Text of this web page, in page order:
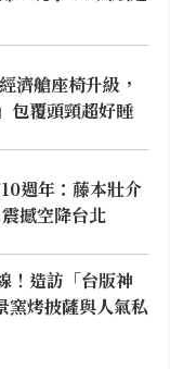
濟艙座椅升級，
包覆頭頸超好睡
週年：藤本壯介
撼空降台北
！造訪「台版神
窯烤披薩與人氣私